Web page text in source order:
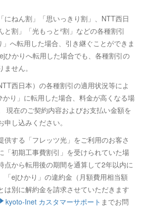
にねん割」「思いっきり割」、NTT西日
と割」「光もっと²割」などの各種割引
」へ転用した場合、引き継ぐことができま
ひかりへ転用した場合でも、各種割引の
せん。
西日本）の各種割引の適用状況等によ
かり」に転用した場合、料金が高くなる場
現在のご契約内容およびお支払い金額を
申し込みください。
供する「フレッツ光」をご利用のお客さ
「初期工事費割引」を受けられていた場
点から転用後の期間を通算して2年以内に
「ejひかり」の違約金（月額費用相当額
は別に解約金を請求させていただきます
kyoto-Inet カスタマーサポート までお問